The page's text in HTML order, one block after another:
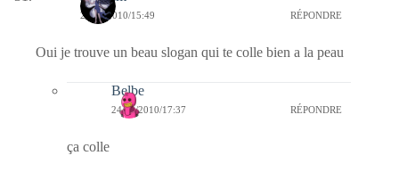
24/10/2010/15:49 RÉPONDRE
Oui je trouve un beau slogan qui te colle bien a la peau
Belbe
24/10/2010/17:37 RÉPONDRE
ça colle